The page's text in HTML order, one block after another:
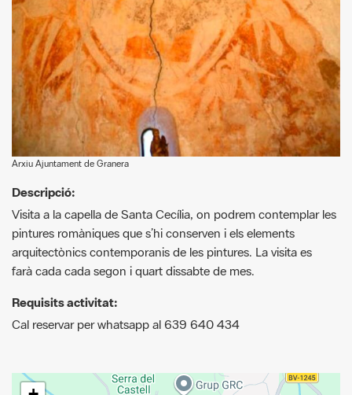
Arxiu Ajuntament de Granera
Descripció:
Visita a la capella de Santa Cecília, on podrem contemplar les
pintures romàniques que s’hi conserven i els elements
arquitectònics contemporanis de les pintures. La visita es
farà cada cada segon i quart dissabte de mes.
Requisits activitat:
Cal reservar per whatsapp al 639 640 434